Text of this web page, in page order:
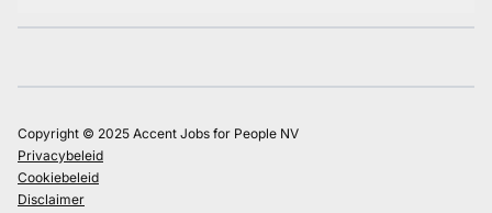
Copyright © 2025 Accent Jobs for People NV
Privacybeleid
Cookiebeleid
Disclaimer